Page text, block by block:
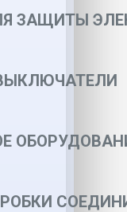
ЗАЩИТЫ